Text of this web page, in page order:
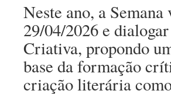
Neste ano, a
29/04/2026 e
Criativa, propondo
base da formação
criação literária